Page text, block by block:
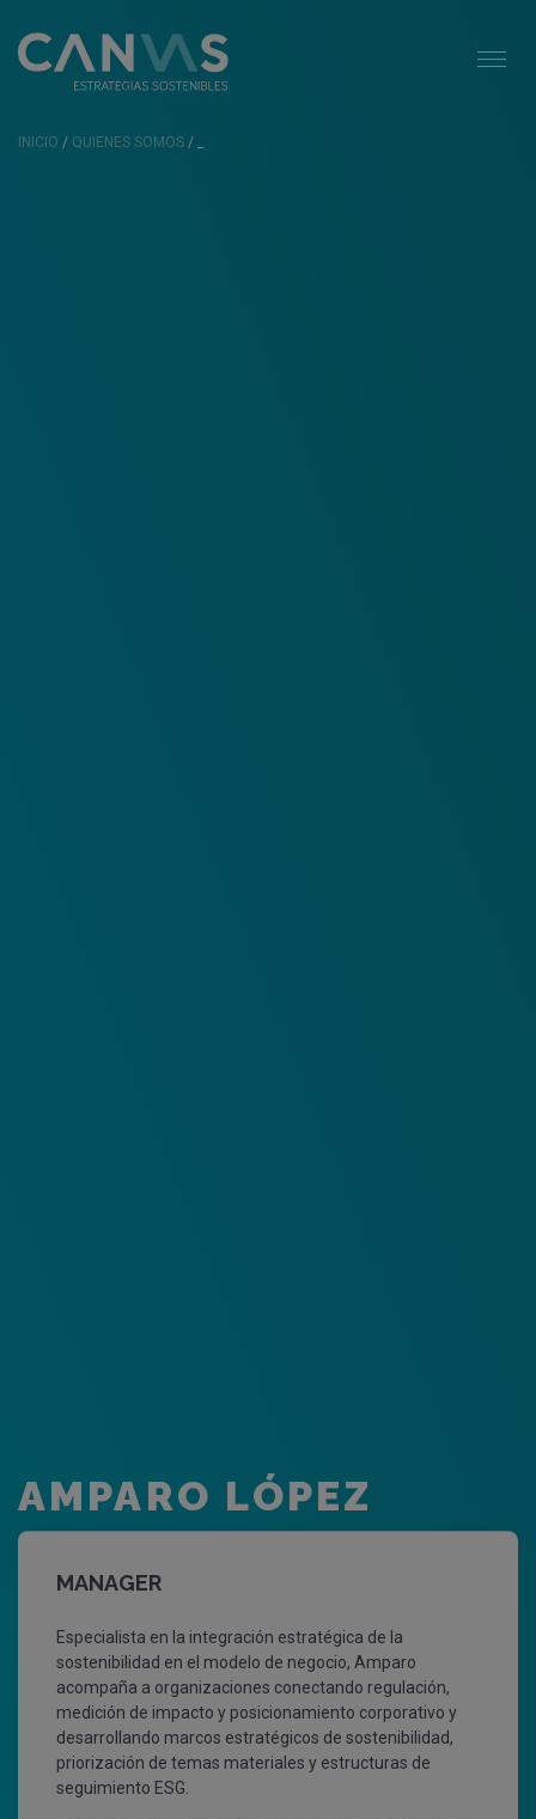
INICIO / QUIENES SOMOS / _
AMPARO LÓPEZ
MANAGER
Especialista en la integración estratégica de la
sostenibilidad en el modelo de negocio, Amparo
acompaña a organizaciones conectando regulación,
medición de impacto y posicionamiento corporativo y
desarrollando marcos estratégicos de sostenibilidad,
priorización de temas materiales y estructuras de
seguimiento ESG.